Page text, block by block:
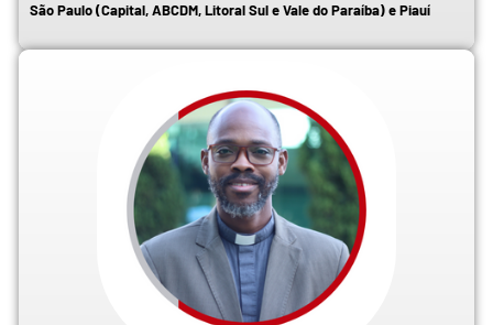
São Paulo (Capital, ABCDM, Litoral Sul e Vale do Paraíba) e Piauí